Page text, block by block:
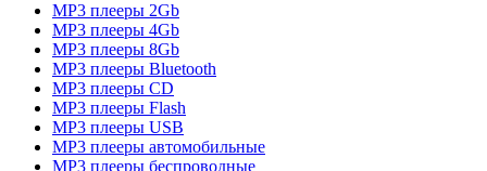
MP3 плееры 2Gb
MP3 плееры 4Gb
MP3 плееры 8Gb
MP3 плееры Bluetooth
MP3 плееры CD
MP3 плееры Flash
MP3 плееры USB
MP3 плееры автомобильные
MP3 плееры беспроводные